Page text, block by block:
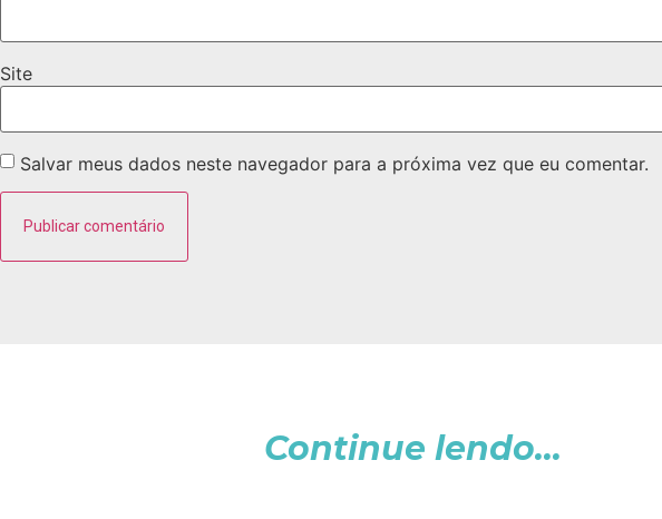
Site
Salvar meus dados neste navegador para a próxima vez que eu comentar.
Continue lendo...